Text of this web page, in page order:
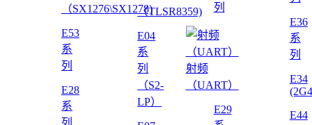
（SX1276\SX1278)
E53
系
列
E28
系
列
（TLSR8359)
E04
系
列
（S2-
LP）
列
射频
（UART）
E29
E36
系
列
E34
E44